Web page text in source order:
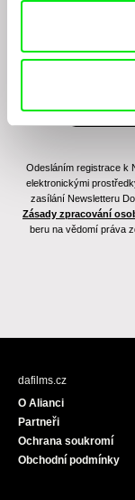
Odesláním registrace k
elektronickými
zasílání Newsletteru
Zásady zpracování
beru na vědomí práva
dafilms.cz
O Alianci
Partneři
Ochrana soukromí
Obchodní podmínky